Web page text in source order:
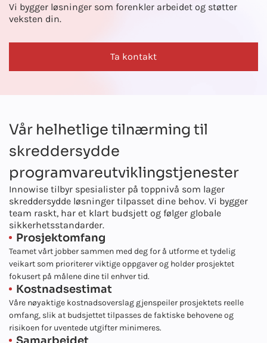
Vi bygger løsninger som forenkler arbeidet og støtter
veksten din.
Ta kontakt
Vår helhetlige tilnærming til
skreddersydde
programvareutviklingstjenester
Innowise tilbyr spesialister på toppnivå som lager
skreddersydde løsninger tilpasset dine behov. Vi bygger
team raskt, har et klart budsjett og følger globale
sikkerhetsstandarder.
Prosjektomfang
Teamet vårt jobber sammen med deg for å utforme et tydelig
veikart som prioriterer viktige oppgaver og holder prosjektet
fokusert på målene dine til enhver tid.
Kostnadsestimat
Våre nøyaktige kostnadsoverslag gjenspeiler prosjektets reelle
omfang, slik at budsjettet tilpasses de faktiske behovene og
risikoen for uventede utgifter minimeres.